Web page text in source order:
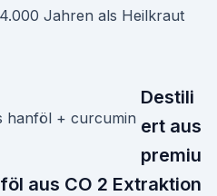
Jahren als Heilkraut
Destili
ert aus
premiu
aus CO 2 Extraktion